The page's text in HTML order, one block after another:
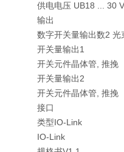
供电电压 UB18 ... 30
输出
数字开关量输出数2 光
开关量输出1
开关元件晶体管, 推挽
开关量输出2
开关元件晶体管, 推挽
接口
类型IO-Link
IO-Link